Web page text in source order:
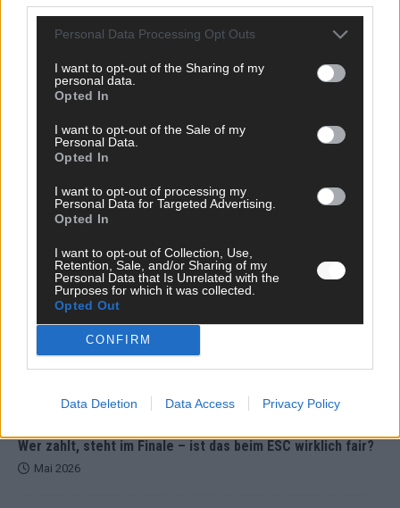
Personal Data Processing Opt Outs
I want to opt-out of the Sharing of my
personal data.
Opted In
I want to opt-out of the Sale of my
Personal Data.
Opted In
I want to opt-out of processing my
Personal Data for Targeted Advertising.
Opted In
I want to opt-out of Collection, Use,
Retention, Sale, and/or Sharing of my
Personal Data that Is Unrelated with the
Purposes for which it was collected.
Opted Out
CONFIRM
Data Deletion Data Access Privacy Policy
unser Kommentar zum ESC 2026
KOMMENTAR
aufgestiegen – alle 25 Acts im Kurzcheck
Mai 2026
KOMMENTAR
JJ hat den Abend gerettet – der Rest des ESC-Halbfinales
war solide, aber kein Feuerwerk
Mai 2026
ESC-Halbfinale 2: Das sagen die Wettquoten – vier sicher,
sechs zittern, einer chancenlos!
Wer zahlt, steht im Finale – ist das beim ESC wirklich fair?
Mai 2026